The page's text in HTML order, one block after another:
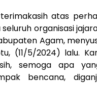
atas
organisasi
Agam,
(11/5/2024) lalu.
semoga apa
bencana,